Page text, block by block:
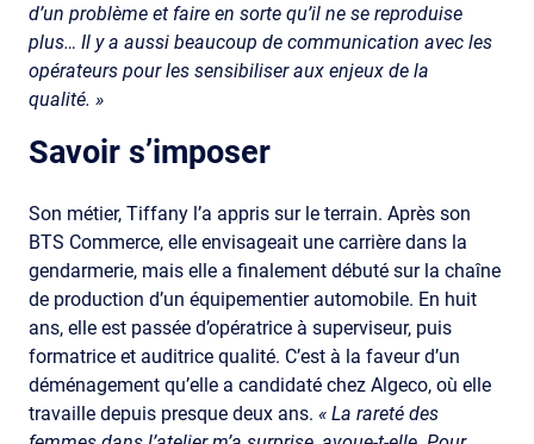
d’un problème et faire en sorte qu’il ne se reproduise
plus… Il y a aussi beaucoup de communication avec les
opérateurs pour les sensibiliser aux enjeux de la
qualité. »
Savoir s’imposer
Son métier, Tiffany l’a appris sur le terrain. Après son
BTS Commerce, elle envisageait une carrière dans la
gendarmerie, mais elle a finalement débuté sur la chaîne
de production d’un équipementier automobile. En huit
ans, elle est passée d’opératrice à superviseur, puis
formatrice et auditrice qualité. C’est à la faveur d’un
déménagement qu’elle a candidaté chez Algeco, où elle
travaille depuis presque deux ans. « La rareté des